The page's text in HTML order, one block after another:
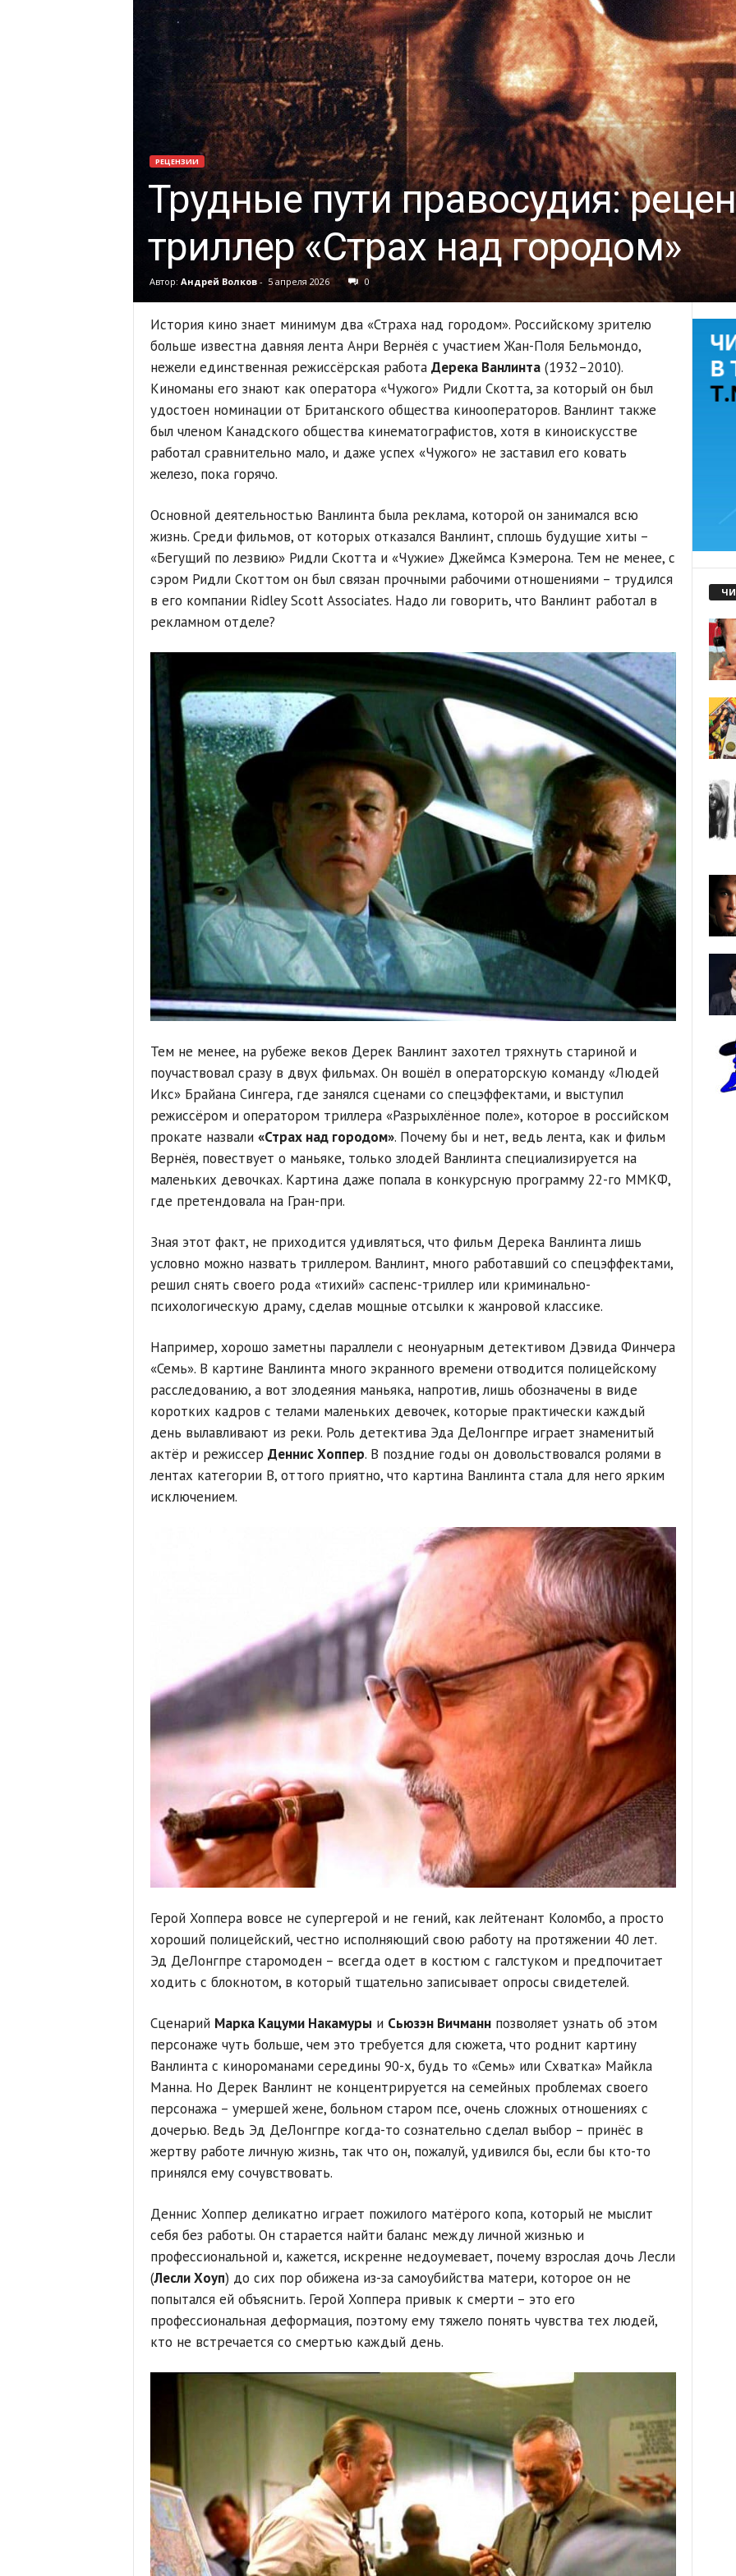
РЕЦЕНЗИИ
Трудные пути правосудия:
триллер «Страх над городом»
Автор: Андрей Волков- 5 апреля 2026 0
История кино знает минимум два «Страха над городом». Российскому зрителю
больше известна давняя лента Анри Вернёя с участием Жан-Поля Бельмондо,
нежели единственная режиссёрская работа Дерека Ванлинта(1932–2010).
Киноманы его знают как оператора «Чужого» Ридли Скотта, за который он был
удостоен номинации от Британского общества кинооператоров. Ванлинт также
был членом Канадского общества кинематографистов, хотя в киноискусстве
работал сравнительно мало, и даже успех «Чужого» не заставил его ковать
железо, пока горячо.
Основной деятельностью Ванлинта была реклама, которой он занимался всю
жизнь. Среди фильмов, от которых отказался Ванлинт, сплошь будущие хиты –
«Бегущий по лезвию» Ридли Скотта и «Чужие» Джеймса Кэмерона. Тем не менее, с
сэром Ридли Скоттом он был связан прочными рабочими отношениями – трудился
в его компании Ridley Scott Associates. Надо ли говорить, что Ванлинт работал в
рекламном отделе?
Тем не менее, на рубеже веков Дерек Ванлинт захотел тряхнуть стариной и
поучаствовал сразу в двух фильмах. Он вошёл в операторскую команду «Людей
Икс» Брайана Сингера, где занялся сценами со спецэффектами, и выступил
режиссёром и оператором триллера «Разрыхлённое поле», которое в российском
прокате назвали «Страх над городом». Почему бы и нет, ведь лента, как и фильм
Вернёя, повествует о маньяке, только злодей Ванлинта специализируется на
маленьких девочках. Картина даже попала в конкурсную программу 22-го ММКФ,
где претендовала на Гран-при.
Зная этот факт, не приходится удивляться, что фильм Дерека Ванлинта лишь
условно можно назвать триллером. Ванлинт, много работавший со спецэффектами,
решил снять своего рода «тихий» саспенс-триллер или криминально-
психологическую драму, сделав мощные отсылки к жанровой классике.
Например, хорошо заметны параллели с неонуарным детективом Дэвида Финчера
«Семь». В картине Ванлинта много экранного времени отводится полицейскому
расследованию, а вот злодеяния маньяка, напротив, лишь обозначены в виде
коротких кадров с телами маленьких девочек, которые практически каждый
день вылавливают из реки. Роль детектива Эда ДеЛонгпре играет знаменитый
актёр и режиссер Деннис Хоппер. В поздние годы он довольствовался ролями в
лентах категории B, оттого приятно, что картина Ванлинта стала для него ярким
исключением.
Герой Хоппера вовсе не супергерой и не гений, как лейтенант Коломбо, а просто
хороший полицейский, честно исполняющий свою работу на протяжении 40 лет.
Эд ДеЛонгпре старомоден – всегда одет в костюм с галстуком и предпочитает
ходить с блокнотом, в который тщательно записывает опросы свидетелей.
Сценарий Марка Кацуми Накамуры и Сьюзэн Вичманнпозволяет узнать об этом
персонаже чуть больше, чем это требуется для сюжета, что роднит картину
Ванлинта с кинороманами середины 90-х, будь то «Семь» или Схватка» Майкла
Манна. Но Дерек Ванлинт не концентрируется на семейных проблемах своего
персонажа – умершей жене, больном старом псе, очень сложных отношениях с
дочерью. Ведь Эд ДеЛонгпре когда-то сознательно сделал выбор – принёс в
жертву работе личную жизнь, так что он, пожалуй, удивился бы, если бы кто-то
принялся ему сочувствовать.
Деннис Хоппер деликатно играет пожилого матёрого копа, который не мыслит
себя без работы. Он старается найти баланс между личной жизнью и
профессиональной и, кажется, искренне недоумевает, почему взрослая дочь Лесли
(Лесли Хоуп) до сих пор обижена из-за самоубийства матери, которое он не
попытался ей объяснить. Герой Хоппера привык к смерти – это его
профессиональная деформация, поэтому ему тяжело понять чувства тех людей,
кто не встречается со смертью каждый день.